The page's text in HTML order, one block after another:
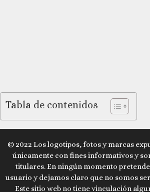
Tabla de contenidos
© 2022 Los logotipos, fotos y marcas
únicamente con fines informativos y
titulares. En ningún momento
usuario y dejamos claro que no somos
Este sitio web no tiene vinculación